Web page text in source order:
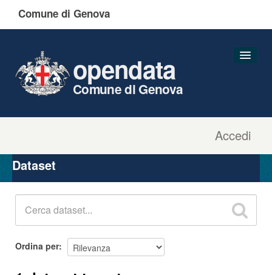
Comune di Genova
Accedi
opendata
Comune di Genova
Organizzazioni
Gruppi
Dataset
Ordina per